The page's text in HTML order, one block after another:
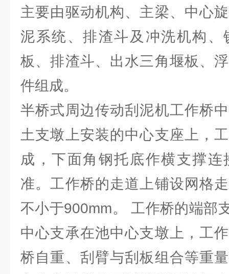
主要由驱动机构、主梁、中心
泥系统、排渣斗及冲洗机构、
板、排渣斗、出水三角堰板、
件组成。
半桥式周边传动刮泥机工作桥
土支墩上安装的中心支座上，
成，下面角钢托底作横支撑
准。工作桥的走道上铺设网格
不小于900mm。 工作桥的端部
中心支承在池中心支墩上，工
桥自重、刮臂与刮板组合等重